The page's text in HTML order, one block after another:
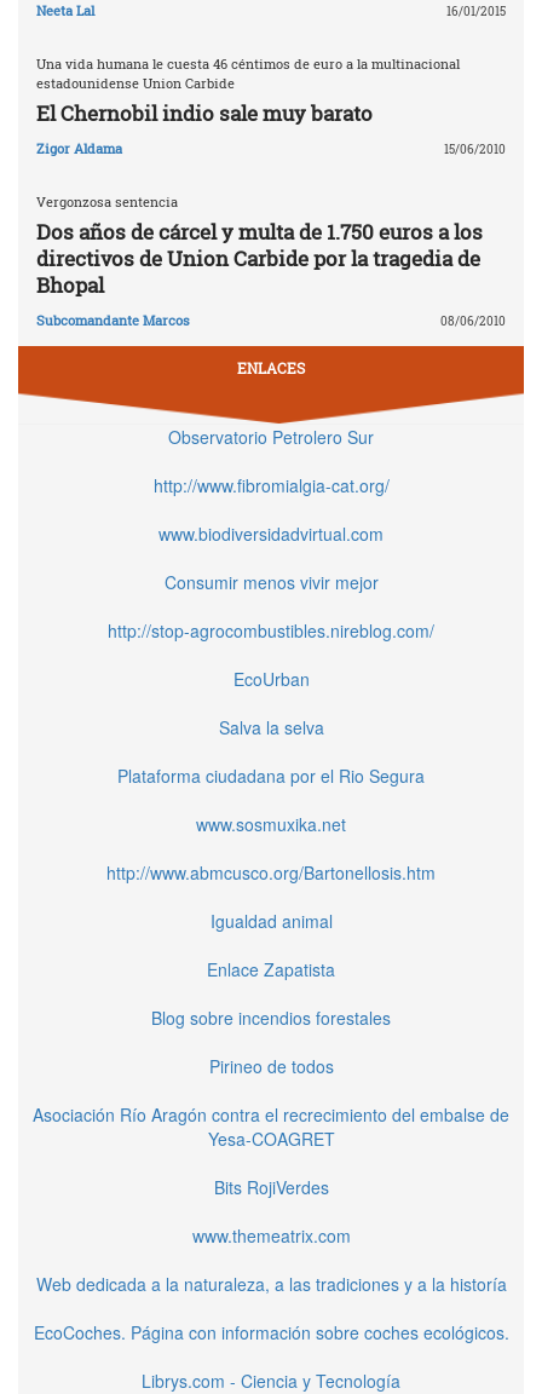
Neeta Lal 16/01/2015
Una vida humana le cuesta 46 céntimos de euro a la multinacional
estadounidense Union Carbide
El Chernobil indio sale muy barato
Zigor Aldama 15/06/2010
Vergonzosa sentencia
Dos años de cárcel y multa de 1.750 euros a los
directivos de Union Carbide por la tragedia de
Bhopal
Subcomandante Marcos 08/06/2010
ENLACES
Observatorio Petrolero Sur
http://www.fibromialgia-cat.org/
www.biodiversidadvirtual.com
Consumir menos vivir mejor
http://stop-agrocombustibles.nireblog.com/
EcoUrban
Salva la selva
Plataforma ciudadana por el Rio Segura
www.sosmuxika.net
http://www.abmcusco.org/Bartonellosis.htm
Igualdad animal
Enlace Zapatista
Blog sobre incendios forestales
Pirineo de todos
Asociación Río Aragón contra el recrecimiento del embalse de
Yesa-COAGRET
Bits RojiVerdes
www.themeatrix.com
Web dedicada a la naturaleza, a las tradiciones y a la historía
EcoCoches. Página con información sobre coches ecológicos.
Librys.com - Ciencia y Tecnología